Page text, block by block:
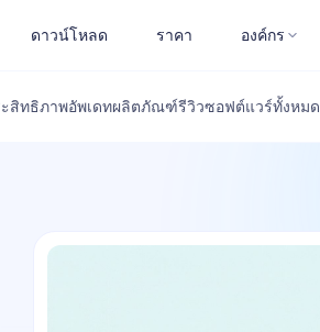
ดาวน์โหลด ราคา องค์กร
สิทธิภาพอัพเดทผลิตภัณฑ์รีวิวซอฟต์แวร์ทั้งหมด